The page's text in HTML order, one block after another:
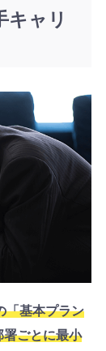
キャリ
「基本プラン
署ごとに最小